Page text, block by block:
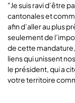
"Je suis ravi d’être
cantonales et
afin d’aller au plus
seulement de
de cette
liens qui unissent
le président, qui a
votre territoire